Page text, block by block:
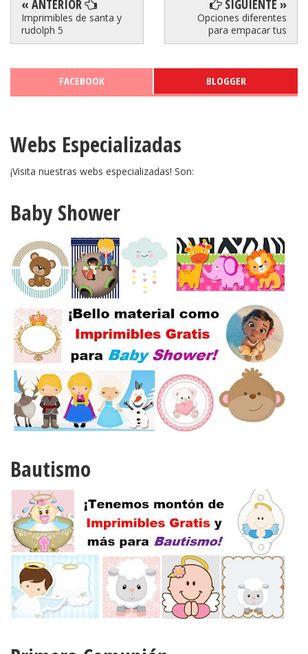
« ANTERIOR
Imprimibles de santa y
rudolph 5
SIGUIENTE »
Opciones diferentes
para empacar tus
FACEBOOK BLOGGER
Webs Especializadas
¡Visita nuestras webs especializadas! Son:
Baby Shower
Bautismo